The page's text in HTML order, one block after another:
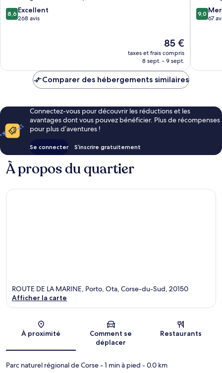
8.6
sur
8,6 Excellent
268 avis
Le
nouveau
prix
de
85 €
taxes et frais compris
8 sept. - 9 sept.
9.0
sur
9,0
67
Comparer des hébergements similaires
Connectez-vous pour découvrir les réductions et les
avantages dont vous pouvez bénéficier. Plus de récompenses
pour plus d’aventures !
Se connecter S’inscrire gratuitement
À propos du quartier
Carte
ROUTE DE LA MARINE, Porto, Ota, Corse-du-Sud, 20150
Afficher la carte
À proximité
Comment se
déplacer
Restaurants
Parc naturel régional de Corse- 1 min à pied - 0.0 km